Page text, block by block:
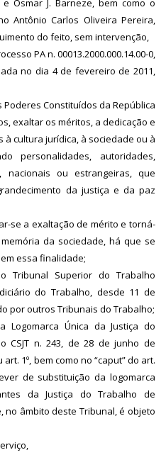
Osmar J. Barneze, bem como o
Antônio Carlos Oliveira Pereira,
do feito, sem intervenção,
PA n. 00013.2000.000.14.00-0,
no dia 4 de fevereiro de 2011,
Poderes Constituídos da República
exaltar os méritos, a dedicação e
cultura jurídica, à sociedade ou à
personalidades, autoridades,
nacionais ou estrangeiras, que
da justiça e da paz
se a exaltação de mérito e torná-
da sociedade, há que se
essa finalidade;
Tribunal Superior do Trabalho
do Trabalho, desde 11 de
por outros Tribunais do Trabalho;
Logomarca Única da Justiça do
CSJT n. 243, de 28 de junho de
1º, bem como no “caput” do art.
de substituição da logomarca
da Justiça do Trabalho de
no âmbito deste Tribunal, é objeto